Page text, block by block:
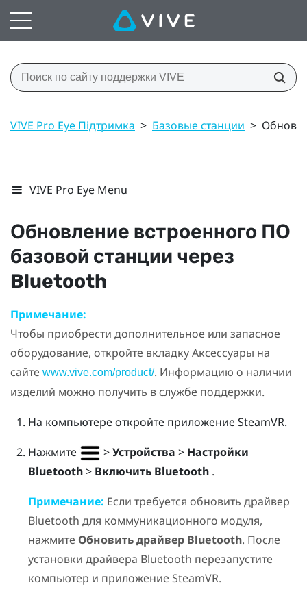
VIVE Pro Eye Підтримка > Базовые станции >
VIVE Pro Eye Menu
Обновление встроенного ПО
базовой станции через
Bluetooth
Примечание:
Чтобы приобрести дополнительное или запасное
оборудование, откройте вкладку Аксессуары на
сайте www.vive.com/product/. Информацию о наличии
изделий можно получить в службе поддержки.
На компьютере откройте приложение SteamVR.
Нажмите
>Устройства > Настройки
Bluetooth> Включить Bluetooth .
Примечание: Если требуется обновить драйвер
Bluetooth для коммуникационного модуля,
нажмите Обновить драйвер Bluetooth. После
установки драйвера Bluetooth перезапустите
компьютер и приложение SteamVR.